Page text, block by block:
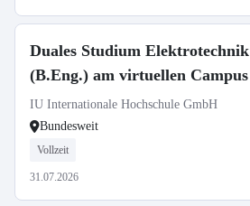
Duales Studium Elektrotechnik
(B.Eng.) am virtuellen Campus
IU Internationale Hochschule GmbH
Bundesweit
Vollzeit
31.07.2026